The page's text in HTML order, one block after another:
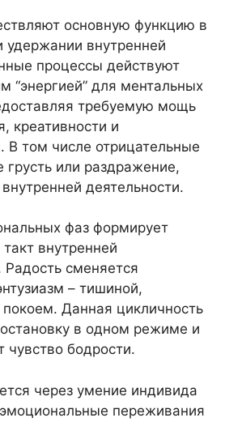
основную функцию в
удержании внутренней
процессы действуют
“энергией” для ментальных
требуемую мощь
креативности и
В том числе отрицательные
грусть или раздражение,
деятельности.
фаз формирует
внутренней
Радость сменяется
– тишиной,
Данная цикличность
остановку в одном режиме и
чувство бодрости.
через умение индивида
эмоциональные переживания